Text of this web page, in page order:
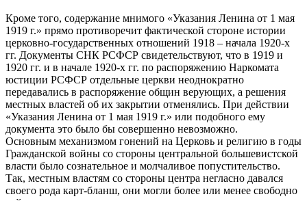
Кроме того, содержание мнимого «Указания Ленина от 1 мая
1919 г.» прямо противоречит фактической стороне истории
церковно-государственных отношений 1918 – начала 1920-х
гг. Документы СНК РСФСР свидетельствуют, что в 1919 и
1920 гг. и в начале 1920-х гг. по распоряжению Наркомата
юстиции РСФСР отдельные церкви неоднократно
передавались в распоряжение общин верующих, а решения
местных властей об их закрытии отменялись. При действии
«Указания Ленина от 1 мая 1919 г.» или подобного ему
документа это было бы совершенно невозможно.
Основным механизмом гонений на Церковь и религию в годы
Гражданской войны со стороны центральной большевистской
власти было сознательное и молчаливое попустительство.
Так, местным властям со стороны центра негласно давался
своего рода карт-бланш, они могли более или менее свободно